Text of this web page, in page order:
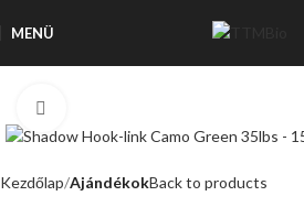
MENÜ
Kezdőlap AjándékokBack to products